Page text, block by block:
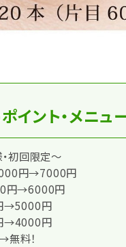
イント・メニュ
初回限定～
円→7000円
円→6000円
→5000円
→4000円
料！